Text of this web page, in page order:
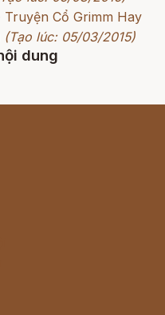
Cổ Grimm Hay
(Tạo lúc: 05/03/2015)
dung